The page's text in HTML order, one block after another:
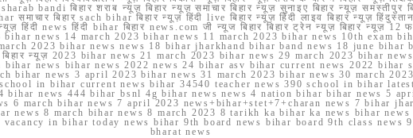
bandi बिहार शराब न्यूज़ बिहार न्यूज़ समाचार बिहार न्यूज़ सुनाइए बिहार न्यूज़ समस्तीपुर
बिहार sach bihar बिहार न्यूज़ हिंदी live बिहार न्यूज़ हिंदी लाइव बिहार न्यूज़ हिंदुस्तान
न्यूज़ हिंदी news हिंदी bihar बिहार news.com जी न्यूज बिहार बिहार ट्रेन न्यूज़ बिहार
news 14 march 2023 bihar news 11 march 2023 bihar news 10th exam
2023 bihar news news 18 bihar jharkhand bihar band news 18 june bihar
बिहार न्यूज़ 2023 bihar news 21 march 2023 bihar news 29 march 2023 bihar
news bihar news 2022 news 24 bihar asv bihar current news 2022 bihar
bihar news 3 april 2023 bihar news 31 march 2023 bihar news 30 march
in bihar current news bihar 34540 teacher news 390 school in bihar
news 444 bihar bsnl 4g bihar news news 4 nation bihar bihar news 5
march bihar news 7 april 2023 news+bihar+stet+7+charan news 7 bihar
news 8 march bihar news 8 march 2023 8 tarikh ka bihar ka news bihar
in bihar today news bihar 9th board news bihar board 9th class news
bharat news